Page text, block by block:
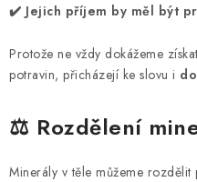
✔️ Jejich příjem by měl být
Protože ne vždy dokážeme
potravin, přicházejí ke slovu i
⚖️ Rozdělení
Minerály v těle můžeme